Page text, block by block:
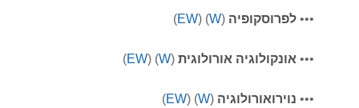
••• לפרוסקופיה (
W
) (
EW
)
••• אונקולוגיה אורולוגית (
W
) (
EW
)
••• נוירואורולוגיה (
W
) (
EW
)